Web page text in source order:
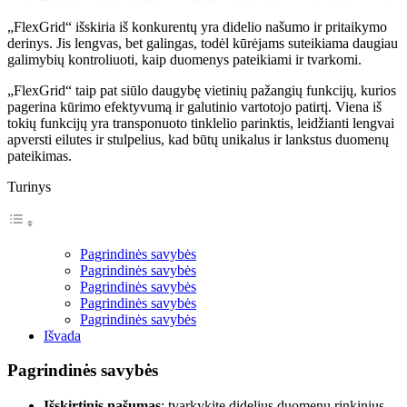
„FlexGrid“ išskiria iš konkurentų yra didelio našumo ir pritaikymo
derinys. Jis lengvas, bet galingas, todėl kūrėjams suteikiama daugiau
galimybių kontroliuoti, kaip duomenys pateikiami ir tvarkomi.
„FlexGrid“ taip pat siūlo daugybę vietinių pažangių funkcijų, kurios
pagerina kūrimo efektyvumą ir galutinio vartotojo patirtį. Viena iš
tokių funkcijų yra transponuoto tinklelio parinktis, leidžianti lengvai
apversti eilutes ir stulpelius, kad būtų unikalus ir lankstus duomenų
pateikimas.
Turinys
Pagrindinės savybės
Pagrindinės savybės
Pagrindinės savybės
Pagrindinės savybės
Pagrindinės savybės
Išvada
Pagrindinės savybės